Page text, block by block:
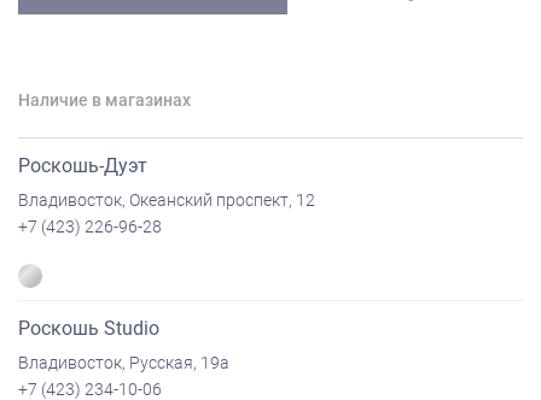
Наличие в магазинах
Роскошь-Дуэт
Владивосток, Океанский проспект, 12
+7 (423) 226-96-28
Роскошь Studio
Владивосток, Русская, 19а
+7 (423) 234-10-06